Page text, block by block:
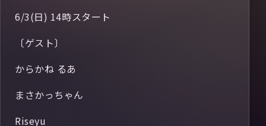
6/3(日) 14時スタート
〔ゲスト〕
からかね るあ
まさかっちゃん
Riseyu